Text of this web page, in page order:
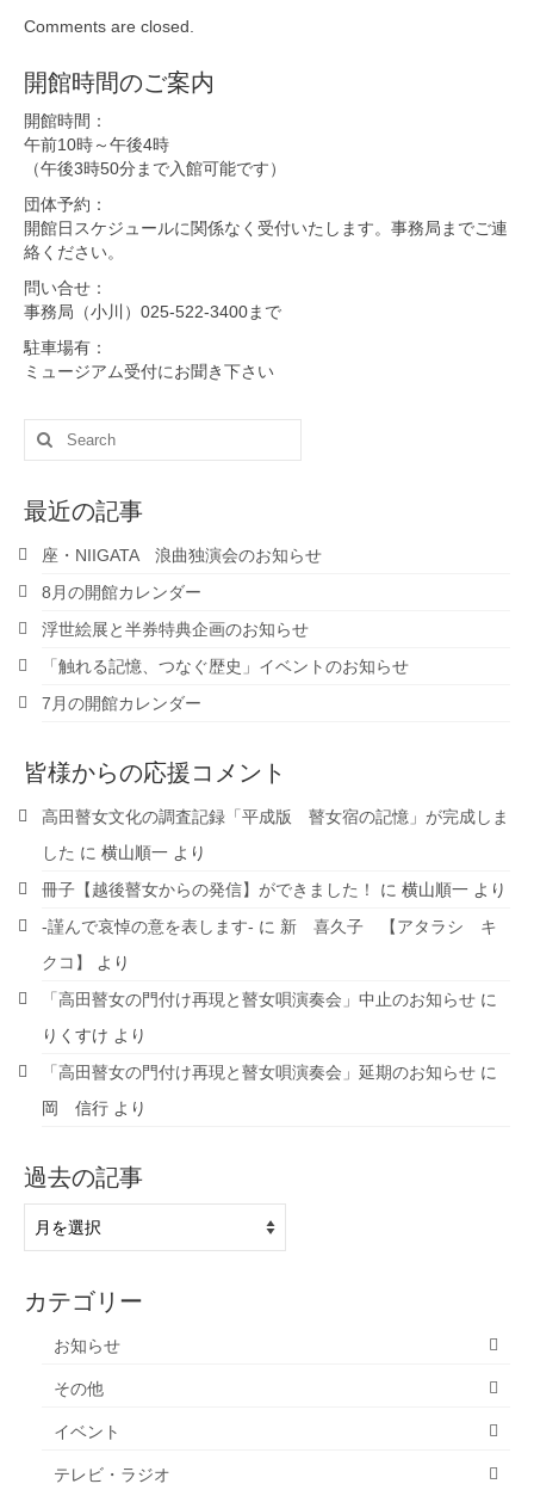
Comments are closed.
開館時間のご案内
開館時間：
午前10時～午後4時
（午後3時50分まで入館可能です）
団体予約：
開館日スケジュールに関係なく受付いたします。事務局までご連
絡ください。
問い合せ：
事務局（小川）025-522-3400まで
駐車場有：
ミュージアム受付にお聞き下さい
Search
for:
最近の記事
座・NIIGATA 浪曲独演会のお知らせ
8月の開館カレンダー
浮世絵展と半券特典企画のお知らせ
「触れる記憶、つなぐ歴史」イベントのお知らせ
7月の開館カレンダー
皆様からの応援コメント
高田瞽女文化の調査記録「平成版 瞽女宿の記憶」が完成しま
した に 横山順一 より
冊子【越後瞽女からの発信】ができました！
に 横山順一 より
-謹んで哀悼の意を表します- に 新 喜久子 【アタラシ キ
クコ】
より
「高田瞽女の門付け再現と瞽女唄演奏会」中止のお知らせ に
りくすけ より
「高田瞽女の門付け再現と瞽女唄演奏会」延期のお知らせ に
岡 信行 より
過去の記事
去
事
カテゴリー
お知らせ
その他
イベント
テレビ・ラジオ